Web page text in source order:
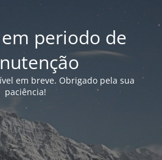
periodo de
em breve. Obrigado pela sua
paciência!